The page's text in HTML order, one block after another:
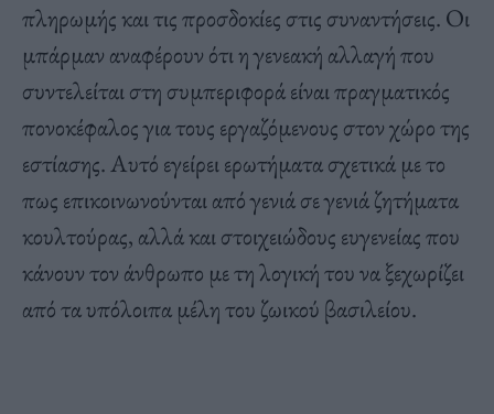
πληρωμής και τις προσδοκίες στις συναντήσεις. Οι
μπάρμαν αναφέρουν ότι η γενεακή αλλαγή που
συντελείται στη συμπεριφορά είναι πραγματικός
πονοκέφαλος για τους εργαζόμενους στον χώρο της
εστίασης. Αυτό εγείρει ερωτήματα σχετικά με το
πως επικοινωνούνται από γενιά σε γενιά ζητήματα
κουλτούρας, αλλά και στοιχειώδους ευγενείας που
κάνουν τον άνθρωπο με τη λογική του να ξεχωρίζει
από τα υπόλοιπα μέλη του ζωικού βασιλείου.